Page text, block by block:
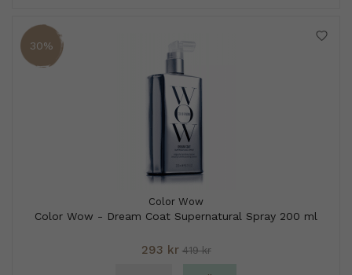
30%
Color Wow
Color Wow - Dream Coat Supernatural Spray 200 ml
293 kr 419 kr